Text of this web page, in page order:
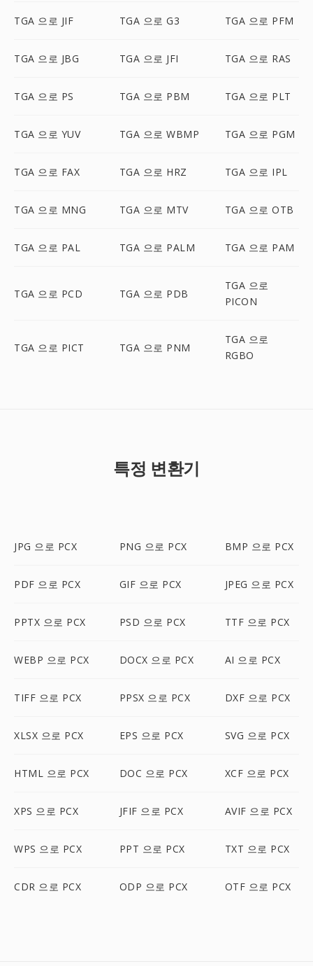
TGA 으로 JIF TGA 으로 G3 TGA 으로 PFM
TGA 으로 JBG TGA 으로 JFI TGA 으로 RAS
TGA 으로 PS TGA 으로 PBM TGA 으로 PLT
TGA 으로 YUV TGA 으로 WBMP TGA 으로 PGM
TGA 으로 FAX TGA 으로 HRZ TGA 으로 IPL
TGA 으로 MNG TGA 으로 MTV TGA 으로 OTB
TGA 으로 PAL TGA 으로 PALM TGA 으로 PAM
TGA 으로 PCD TGA 으로 PDB
TGA 으로
PICON
TGA 으로 PICT TGA 으로 PNM
TGA 으로
RGBO
특정 변환기
JPG 으로 PCX PNG 으로 PCX BMP 으로 PCX
PDF 으로 PCX GIF 으로 PCX JPEG 으로 PCX
PPTX 으로 PCX PSD 으로 PCX TTF 으로 PCX
WEBP 으로 PCX DOCX 으로 PCX AI 으로 PCX
TIFF 으로 PCX PPSX 으로 PCX DXF 으로 PCX
XLSX 으로 PCX EPS 으로 PCX SVG 으로 PCX
HTML 으로 PCX DOC 으로 PCX XCF 으로 PCX
XPS 으로 PCX JFIF 으로 PCX AVIF 으로 PCX
WPS 으로 PCX PPT 으로 PCX TXT 으로 PCX
CDR 으로 PCX ODP 으로 PCX OTF 으로 PCX